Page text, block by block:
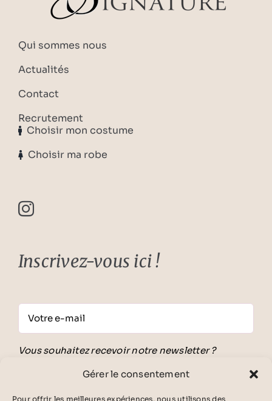
Gérer le consentement
Pour offrir les meilleures expériences, nous utilisons des
Qui sommes nous
Actualités
Contact
Recrutement
Choisir mon costume
Choisir ma robe
Inscrivez-vous ici !
Vous souhaitez recevoir notre newsletter ?
En validant ce formulaire, j'accepte
conditions générales d'utilisation ainsi quela